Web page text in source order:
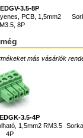
3.5-8P
PCB, 1,5mm2
8P
más vásárlók
3.5-4P
1,5mm2 RM3.5
4P